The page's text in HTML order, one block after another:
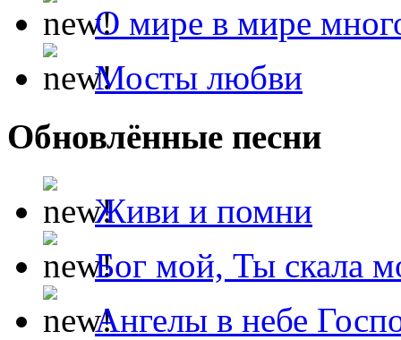
О мире в мире
Мосты любви
Обновлённые песни
Живи и помни
Бог мой, Ты скала
Ангелы в небе